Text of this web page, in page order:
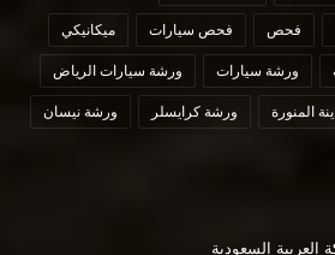
فحص فحص سيارات ميكانيكي
ورشة سيارات ورشة سيارات الرياض
المنورة ورشة كرايسلر ورشة نيسان
العربية السعودية